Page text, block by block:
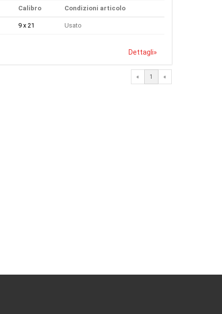
Calibro Condizioni articolo
9 x 21 Usato
Dettagli»
« 1 «